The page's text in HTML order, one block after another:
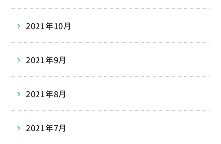
2021年10月
2021年9月
2021年8月
2021年7月